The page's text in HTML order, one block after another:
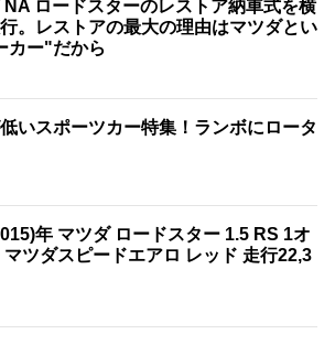
NA ロードスターのレストア納車式を横
。レストアの最大の理由はマツダとい
カー"だから
いスポーツカー特集！ランボにロータ
年 マツダ ロードスター 1.5 RS 1オ
マツダスピードエアロ レッド 走行22,3